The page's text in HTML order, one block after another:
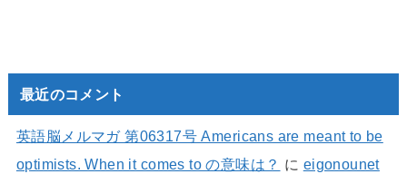
最近のコメント
英語脳メルマガ 第06317号 Americans are meant to be
optimists. When it comes to の意味は？ に eigonounet